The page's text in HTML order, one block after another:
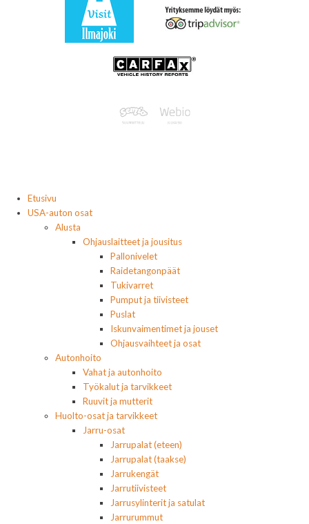
Etusivu
USA-auton osat
Alusta
Ohjauslaitteet ja jousitus
Pallonivelet
Raidetangonpäät
Tukivarret
Pumput ja tiivisteet
Puslat
Iskunvaimentimet ja jouset
Ohjausvaihteet ja osat
Autonhoito
Vahat ja autonhoito
Työkalut ja tarvikkeet
Ruuvit ja mutterit
Huolto-osat ja tarvikkeet
Jarru-osat
Jarrupalat (eteen)
Jarrupalat (taakse)
Jarrukengät
Jarrutiivisteet
Jarrusylinterit ja satulat
Jarrurummut